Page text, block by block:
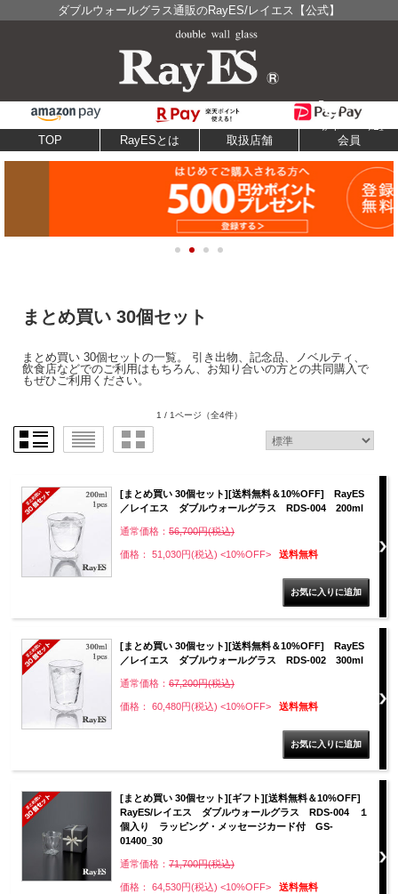
ダブルウォールグラス通販のRayES/レイエス【公式】
TOP RayESとは 取扱店舗 会員
まとめ買い 30個セット
まとめ買い 30個セットの一覧。 引き出物、記念品、ノベルティ、
飲食店などでのご利用はもちろん、お知り合いの方との共同購入で
もぜひご利用ください。
1 / 1ページ （全4件）
[まとめ買い 30個セット][送料無料＆10%OFF] RayES
／レイエス ダブルウォールグラス RDS-004 200ml
通常価格： 56,700円(税込)
価格： 51,030円(税込) <10%OFF> 送料無料
[まとめ買い 30個セット][送料無料＆10%OFF] RayES
／レイエス ダブルウォールグラス RDS-002 300ml
通常価格： 67,200円(税込)
価格： 60,480円(税込) <10%OFF> 送料無料
[まとめ買い 30個セット][ギフト][送料無料＆10%OFF]
RayES/レイエス ダブルウォールグラス RDS-004 １
個入り ラッピング・メッセージカード付 GS-
01400_30
通常価格： 71,700円(税込)
価格： 64,530円(税込) <10%OFF> 送料無料